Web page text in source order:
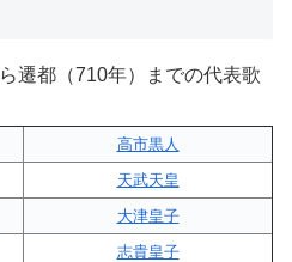
遷都（710年）までの代表歌
高市黒人
天武天皇
大津皇子
志貴皇子